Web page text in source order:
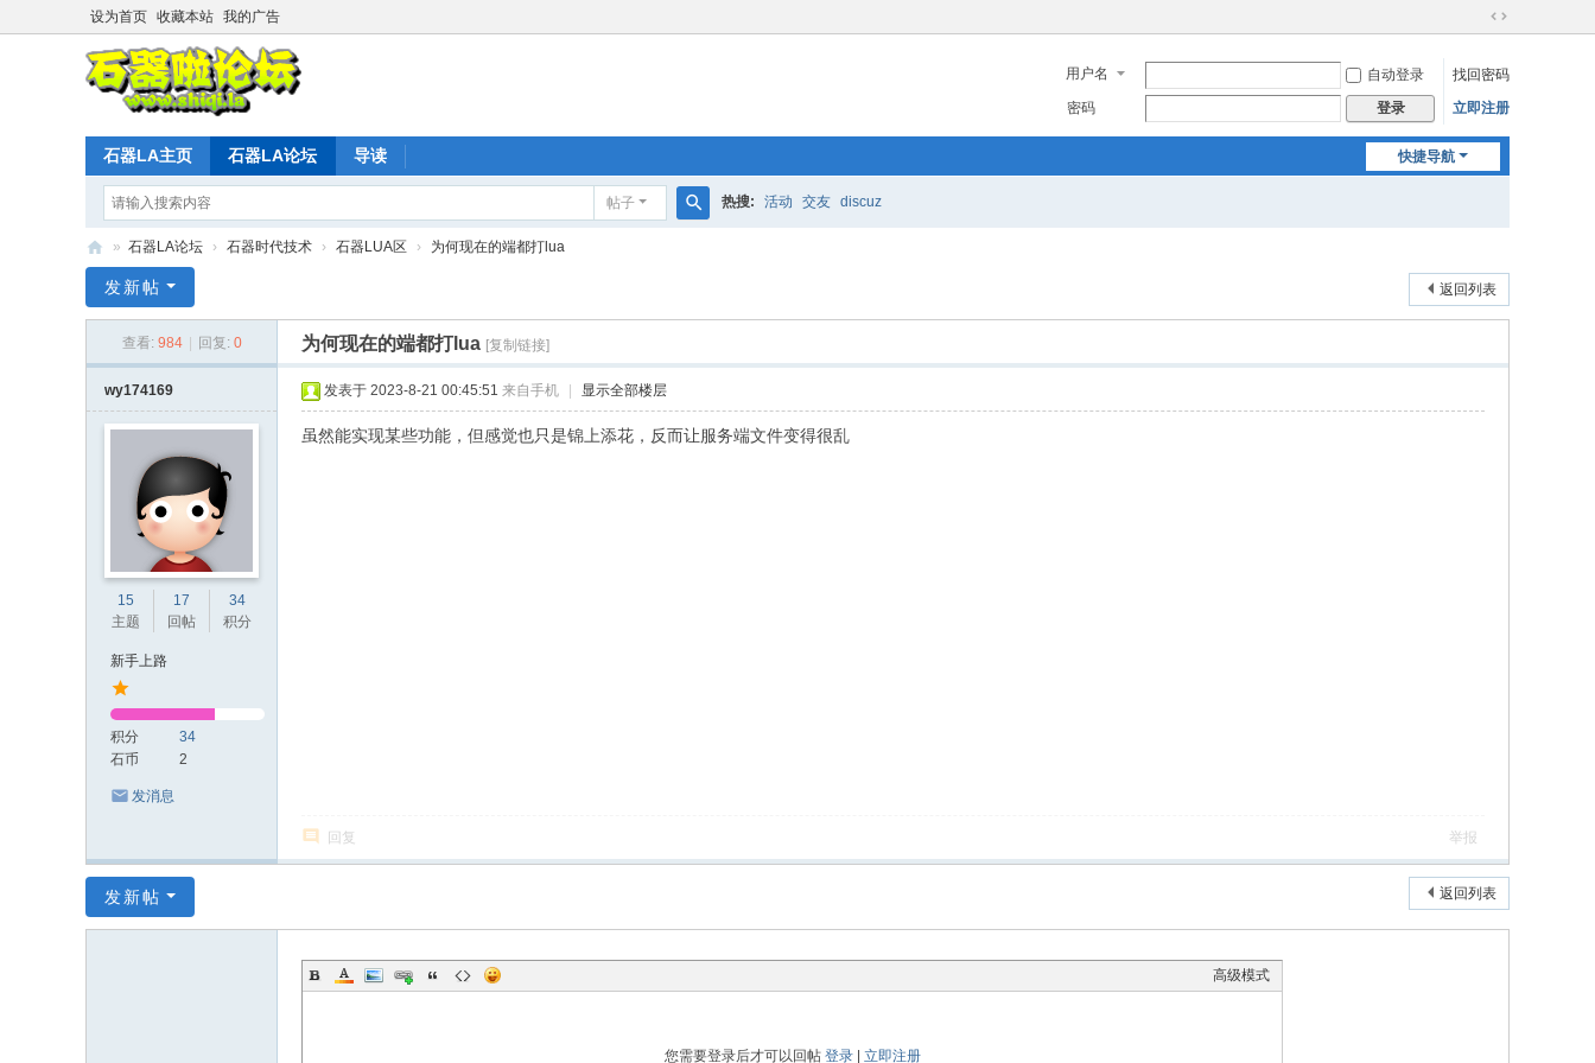
设为首页 收藏本站 我的广告
切
到
宽
用户名 自动登录
找回密码
密码
登录 立即注册
快捷导航
石器LA主页 石器LA论坛 导读
帖子 热搜: 活动 交友 discuz
器
» 石器LA论坛 › 石器时代技术 › 石器LUA区 › 为何现在的端都打lua
返回列表
发新帖
查看: 984 回复: 0 为何现在的端都打lua [复制链接]
wy174169
15
主题
17
回帖
34
积分
新手上路
积分
34
石币
2
发消息
发表于 2023-8-21 00:45:51 来自手机 显示全部楼层
虽然能实现某些功能，但感觉也只是锦上添花，反而让服务端文件变得很乱
回复 举报
返回列表
发新帖
高级模式
您需要登录后才可以回帖 登录| 立即注册